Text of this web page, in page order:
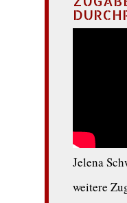
Jelena
weitere